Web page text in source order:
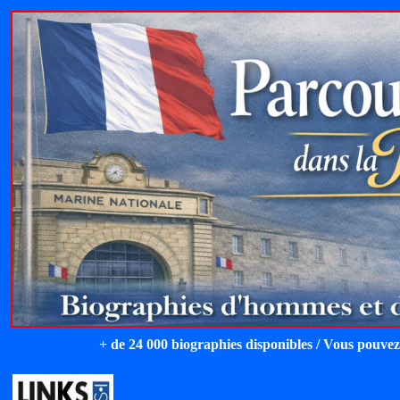
+ de 24 000 biographies disponibles / Vous